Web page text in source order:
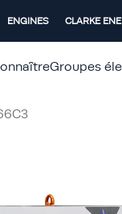
ENGINES CLARKE
Groupes